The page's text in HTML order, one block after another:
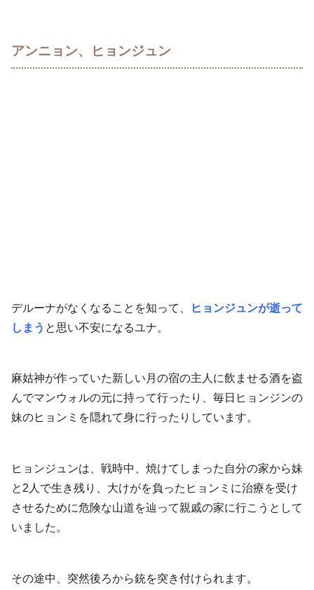
アンニョン、ヒョンジュン
デルーナがなくなることを知って、
ヒョンジュンが逝って
しまう と思い不安になるユナ。
麻姑神が作っていた新しい月の宿の主人に飲ませる酒を盗
んでマンウォルの元に持って行ったり、毎日ヒョンジンの
妹のヒョンミを隠れて身に行ったりしています。
ヒョンジュンは、戦時中、焼けてしまった自分の家から妹
と2人で生き残り、大けがを負ったヒョンミに治療を受け
させるために危険な山道を辿って親戚の家に行こうとして
いました。
その途中、突然後ろから銃を突き付けられます。